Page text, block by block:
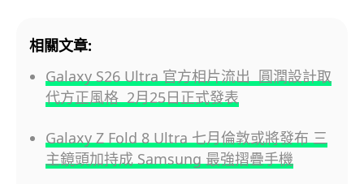
相關文章:
Galaxy S26 Ultra 官方相片流出 圓潤設計取
代方正風格 2月25日正式發表
Galaxy Z Fold 8 Ultra 七月倫敦或將發布 三
主鏡頭加持成 Samsung 最強摺疊手機